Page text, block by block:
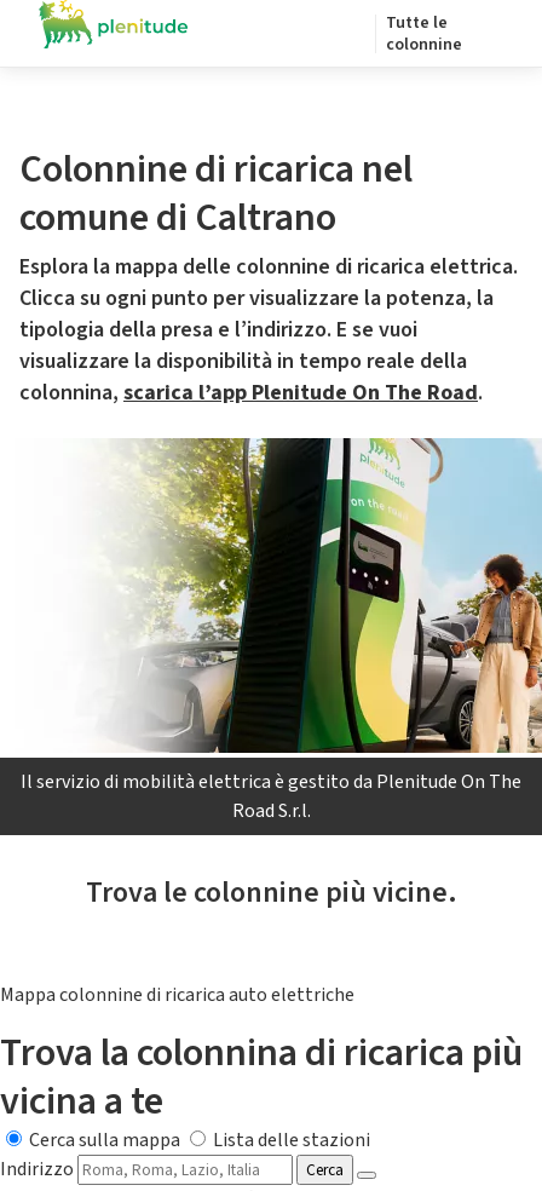
Tutte le
colonnine
Colonnine di ricarica nel
comune di Caltrano
Esplora la mappa delle colonnine di ricarica elettrica.
Clicca su ogni punto per visualizzare la potenza, la
tipologia della presa e l’indirizzo. E se vuoi
visualizzare la disponibilità in tempo reale della
colonnina, scarica l’app Plenitude On The Road.
Il servizio di mobilità elettrica è gestito da Plenitude On The
Road S.r.l.
Trova le colonnine più vicine.
Mappa colonnine di ricarica auto elettriche
Trova la colonnina di ricarica più
vicina a te
Cerca sulla mappa
Lista delle stazioni
Indirizzo
Cerca